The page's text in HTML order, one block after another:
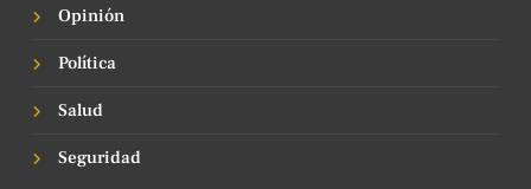
Opinión
Política
Salud
Seguridad